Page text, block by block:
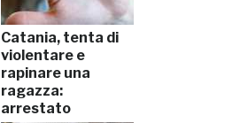
Catania, tenta di
violentare e
rapinare una
ragazza:
arrestato